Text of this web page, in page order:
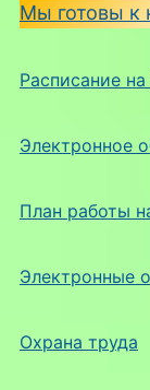
Мы готовы к
Расписание
Электронное
План работы
Электронные
Охрана труда